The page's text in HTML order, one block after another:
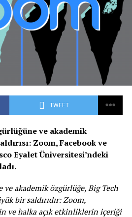
TWEET
ve akademik
Zoom, Facebook ve
Eyalet Üniversitesi’ndeki
ve akademik özgürlüğe, Big Tech
bir saldırıdır: Zoom,
ve halka açık etkinliklerin içeriği